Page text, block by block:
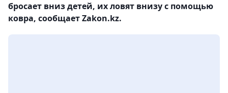
бросает вниз детей, их ловят внизу с помощью
ковра, сообщает Zakon.kz.